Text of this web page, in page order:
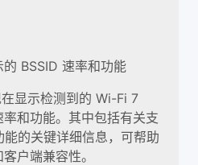
BSSID 速率和功能
显示检测到的 Wi-Fi 7
和功能。其中包括有关支
的关键详细信息，可帮助
户端兼容性。